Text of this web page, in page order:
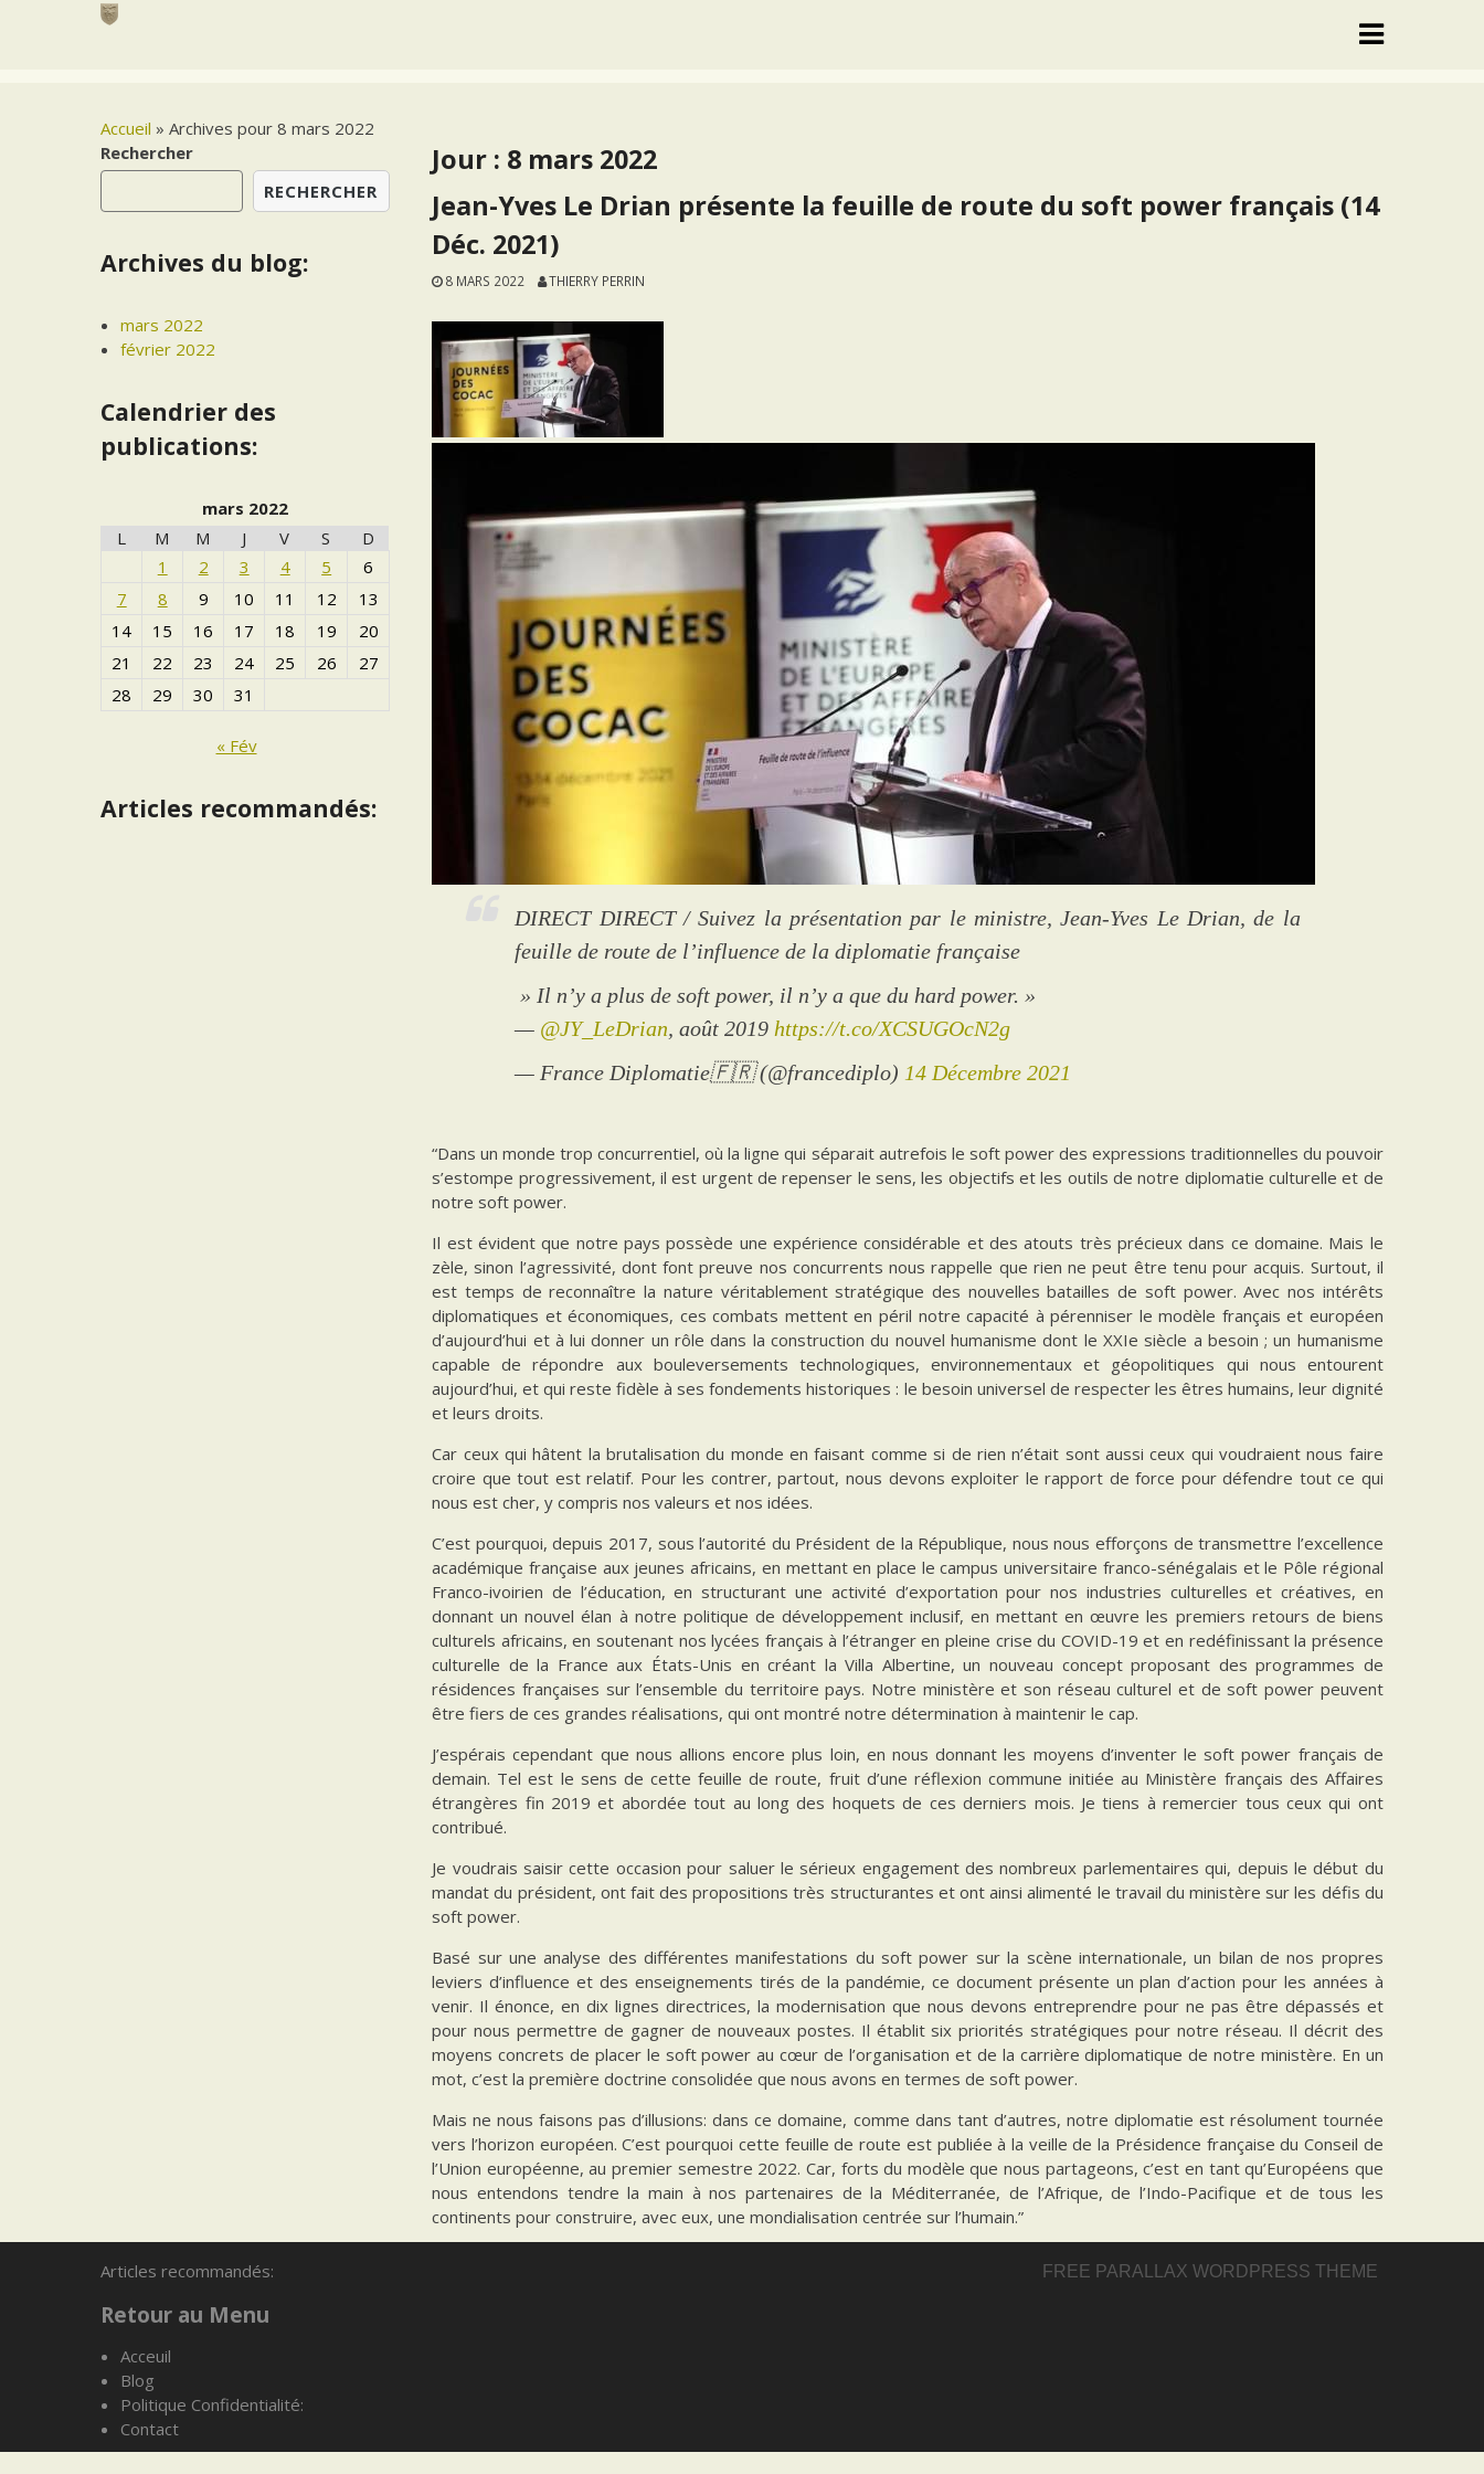
Accueil »Archives pour 8 mars 2022
Jour : 8 mars 2022
Jean-Yves Le Drian présente la feuille de route du soft power français (14
Déc. 2021)
8 MARS 2022 THIERRY PERRIN
DIRECT DIRECT / Suivez la présentation par le ministre, Jean-Yves Le Drian, de la
feuille de route de l’influence de la diplomatie française
» Il n’y a plus de soft power, il n’y a que du hard power. »
— @JY_LeDrian, août 2019 https://t.co/XCSUGOcN2g
— France Diplomatie🇫🇷 (@francediplo) 14 Décembre 2021
“Dans un monde trop concurrentiel, où la ligne qui séparait autrefois le soft power des expressions traditionnelles du pouvoir
s’estompe progressivement, il est urgent de repenser le sens, les objectifs et les outils de notre diplomatie culturelle et de
notre soft power.
Il est évident que notre pays possède une expérience considérable et des atouts très précieux dans ce domaine. Mais le
zèle, sinon l’agressivité, dont font preuve nos concurrents nous rappelle que rien ne peut être tenu pour acquis. Surtout, il
est temps de reconnaître la nature véritablement stratégique des nouvelles batailles de soft power. Avec nos intérêts
diplomatiques et économiques, ces combats mettent en péril notre capacité à pérenniser le modèle français et européen
d’aujourd’hui et à lui donner un rôle dans la construction du nouvel humanisme dont le XXIe siècle a besoin ; un humanisme
capable de répondre aux bouleversements technologiques, environnementaux et géopolitiques qui nous entourent
aujourd’hui, et qui reste fidèle à ses fondements historiques : le besoin universel de respecter les êtres humains, leur dignité
et leurs droits.
Car ceux qui hâtent la brutalisation du monde en faisant comme si de rien n’était sont aussi ceux qui voudraient nous faire
croire que tout est relatif. Pour les contrer, partout, nous devons exploiter le rapport de force pour défendre tout ce qui
nous est cher, y compris nos valeurs et nos idées.
C’est pourquoi, depuis 2017, sous l’autorité du Président de la République, nous nous efforçons de transmettre l’excellence
académique française aux jeunes africains, en mettant en place le campus universitaire franco-sénégalais et le Pôle régional
Franco-ivoirien de l’éducation, en structurant une activité d’exportation pour nos industries culturelles et créatives, en
donnant un nouvel élan à notre politique de développement inclusif, en mettant en œuvre les premiers retours de biens
culturels africains, en soutenant nos lycées français à l’étranger en pleine crise du COVID-19 et en redéfinissant la présence
culturelle de la France aux États-Unis en créant la Villa Albertine, un nouveau concept proposant des programmes de
résidences françaises sur l’ensemble du territoire pays. Notre ministère et son réseau culturel et de soft power peuvent
être fiers de ces grandes réalisations, qui ont montré notre détermination à maintenir le cap.
J’espérais cependant que nous allions encore plus loin, en nous donnant les moyens d’inventer le soft power français de
demain. Tel est le sens de cette feuille de route, fruit d’une réflexion commune initiée au Ministère français des Affaires
étrangères fin 2019 et abordée tout au long des hoquets de ces derniers mois. Je tiens à remercier tous ceux qui ont
contribué.
Je voudrais saisir cette occasion pour saluer le sérieux engagement des nombreux parlementaires qui, depuis le début du
mandat du président, ont fait des propositions très structurantes et ont ainsi alimenté le travail du ministère sur les défis du
soft power.
Basé sur une analyse des différentes manifestations du soft power sur la scène internationale, un bilan de nos propres
leviers d’influence et des enseignements tirés de la pandémie, ce document présente un plan d’action pour les années à
venir. Il énonce, en dix lignes directrices, la modernisation que nous devons entreprendre pour ne pas être dépassés et
pour nous permettre de gagner de nouveaux postes. Il établit six priorités stratégiques pour notre réseau. Il décrit des
moyens concrets de placer le soft power au cœur de l’organisation et de la carrière diplomatique de notre ministère. En un
mot, c’est la première doctrine consolidée que nous avons en termes de soft power.
Mais ne nous faisons pas d’illusions: dans ce domaine, comme dans tant d’autres, notre diplomatie est résolument tournée
vers l’horizon européen. C’est pourquoi cette feuille de route est publiée à la veille de la Présidence française du Conseil de
l’Union européenne, au premier semestre 2022. Car, forts du modèle que nous partageons, c’est en tant qu’Européens que
nous entendons tendre la main à nos partenaires de la Méditerranée, de l’Afrique, de l’Indo-Pacifique et de tous les
continents pour construire, avec eux, une mondialisation centrée sur l’humain.”
(EN)
Rechercher
RECHERCHER
Archives du blog:
mars 2022
février 2022
Calendrier des
publications:
mars 2022
L
M M J V S
D
1
2 3 4 5
6
7
8 9 10 11 12
13
14
15 16 17 18 19
20
21
22 23 24 25 26
27
28
29 30 31
« Fév
Articles recommandés:
Articles recommandés:
Retour au Menu
Acceuil
Blog
Politique Confidentialité:
Contact
FREE PARALLAX WORDPRESS THEME